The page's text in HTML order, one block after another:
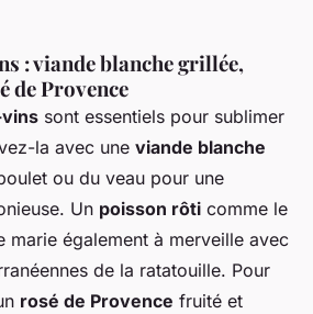
: viande blanche grillée,
de Provence
sont essentiels pour sublimer
la avec une viande blanche
ou du veau pour une
Un poisson rôti comme le
marie également à merveille avec
de la ratatouille. Pour
rosé de Provence fruité et